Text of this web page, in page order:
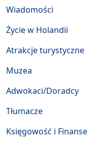
Wiadomości
Życie w Holandii
Atrakcje turystyczne
Muzea
Adwokaci/Doradcy
Tłumacze
Księgowość i Finanse